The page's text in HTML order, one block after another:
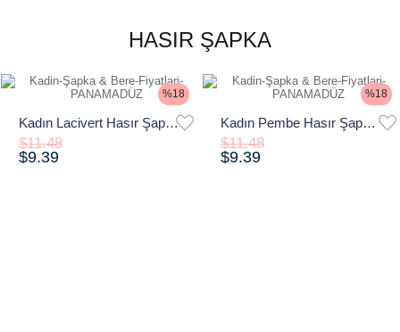
HASIR ŞAPKA
Kadın Lacivert Hasır Şapka Yazlık Geniş Kenarlı Kurdeleli Plaj Fötr Model
$9.39
$11.48
%18
Kadın Pembe Hasır Şapka Yazlık Geniş Kenarlı Kurdeleli Plaj Fötr Model
$9.39
$11.48
%18